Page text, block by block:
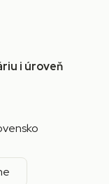
i úroveň